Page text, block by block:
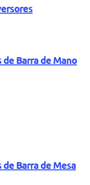
Barra de Mano
Barra de Mesa